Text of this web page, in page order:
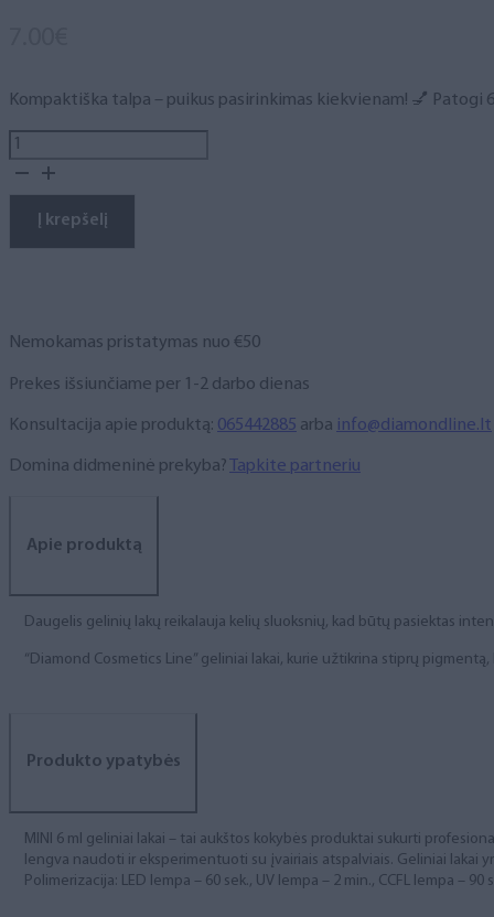
Kompaktiška talpa – puikus pasirinkimas kiekvienam! 💅
produkto
kiekis:
gelinis
lakas,
Į krepšelį
Nemokamas pristatymas nuo €50
Prekes išsiunčiame per 1-2 darbo dienas
Konsultacija apie produktą: 065442885 arba info@diamondline.lt
Domina didmeninė prekyba? Tapkite partneriu
Apie produktą
Daugelis gelinių lakų reikalauja kelių sluoksnių, kad būtų pasiektas
“Diamond Cosmetics Line” geliniai lakai, kurie užtikrina stiprų
Produkto ypatybės
MINI 6 ml geliniai lakai – tai aukštos kokybės produktai sukurti
lengva naudoti ir eksperimentuoti su įvairiais atspalviais. Geliniai lakai
Polimerizacija: LED lempa – 60 sek., UV lempa – 2 min., CCFL lempa – 90